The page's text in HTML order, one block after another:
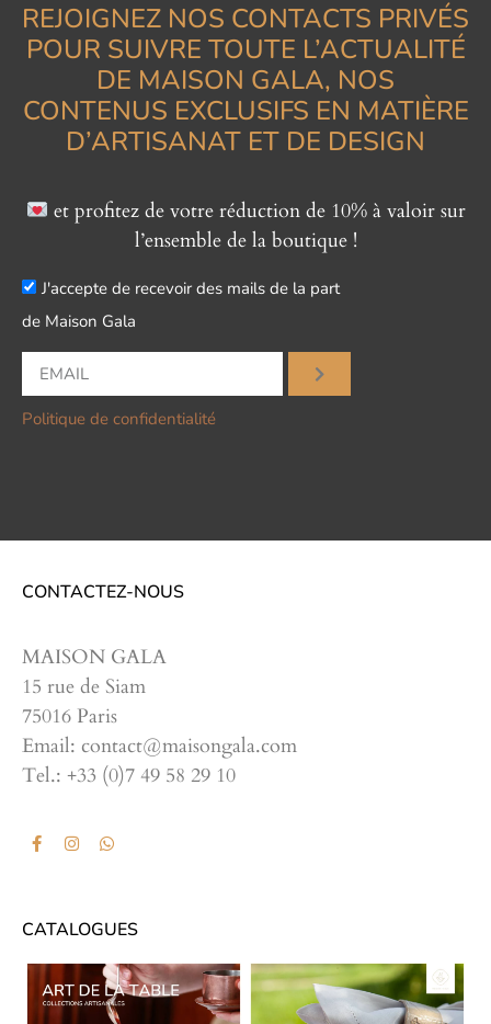
REJOIGNEZ NOS CONTACTS PRIVÉS
POUR SUIVRE TOUTE L’ACTUALITÉ
DE MAISON GALA, NOS
CONTENUS EXCLUSIFS EN MATIÈRE
D’ARTISANAT ET DE DESIGN
et profitez de votre réduction de 10% à valoir sur
l’ensemble de la boutique !
J'accepte de recevoir des mails de la part
de Maison Gala
Politique de confidentialité
CONTACTEZ-NOUS
MAISON GALA
15 rue de Siam
75016 Paris
Email: contact@maisongala.com
Tel.: +33 (0)7 49 58 29 10
CATALOGUES